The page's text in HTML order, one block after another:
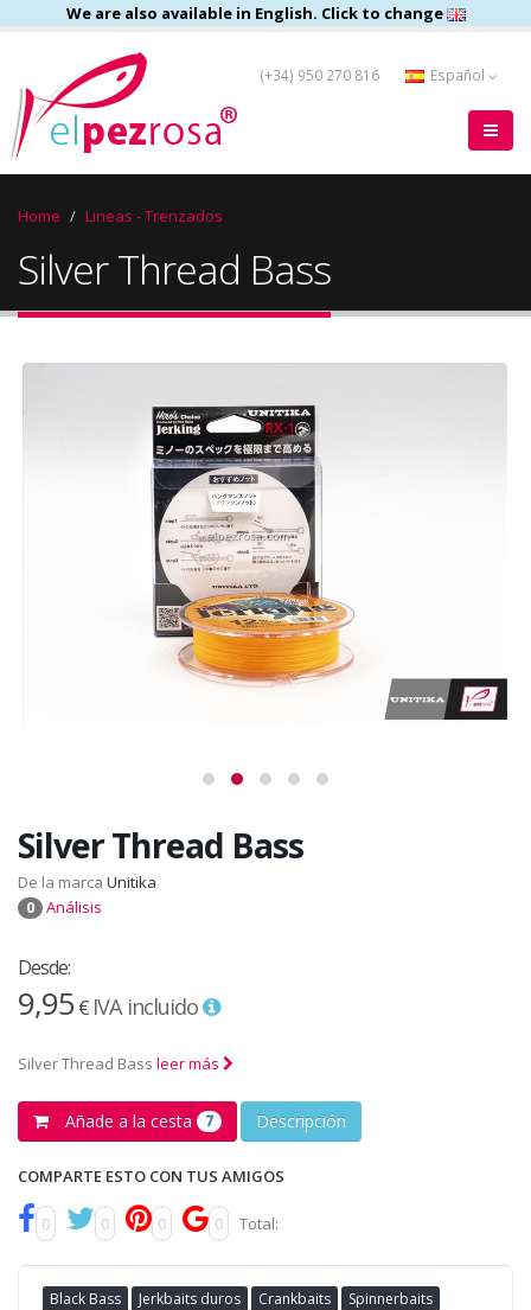
We are also available in English. Click to change
(+34) 950 270 816 Español
Home Lineas - Trenzados
Silver Thread Bass
Silver Thread Bass
De la marca Unitika
0 Análisis
Desde:
9,95€ IVA incluido
Silver Thread Bass leer más
Añade a la cesta 7 Descripción
COMPARTE ESTO CON TUS AMIGOS
0 0 0 0 Total:
Black Bass Jerkbaits duros Crankbaits Spinnerbaits